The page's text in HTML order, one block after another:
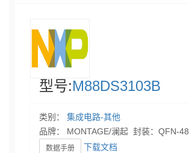
型号:M88DS3103B
类别： 集成电路-其他
品牌： MONTAGE/澜起 封装：QFN-48
数据手册
下载文档